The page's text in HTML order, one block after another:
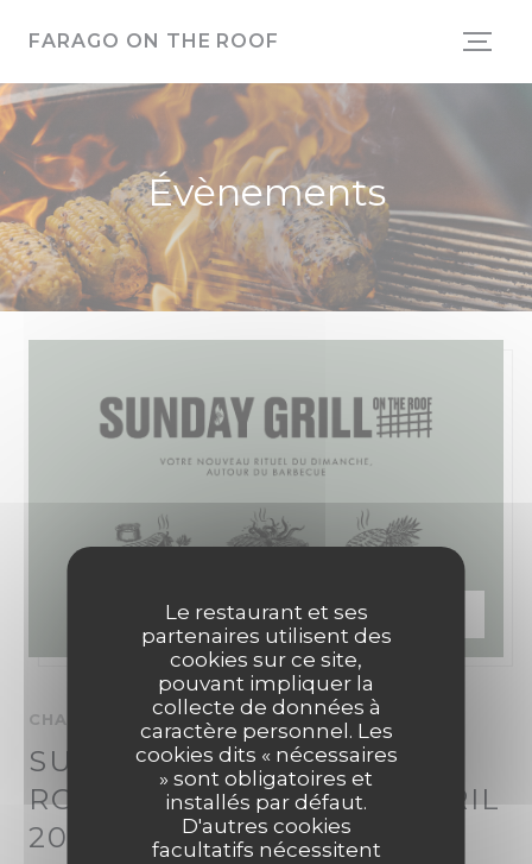
Le restaurant et ses
partenaires utilisent des
cookies sur ce site,
pouvant impliquer la
collecte de données à
caractère personnel. Les
cookies dits « nécessaires
» sont obligatoires et
installés par défaut.
D'autres cookies
facultatifs nécessitent
FARAGO ON THE ROOF
Évènements
TARIF —
CHAQUE DIMANCHE DE 12H00 À 15H00
SUNDAY GRILL ON THE
ROOF A PARTIR DU 05 AVRIL
2026